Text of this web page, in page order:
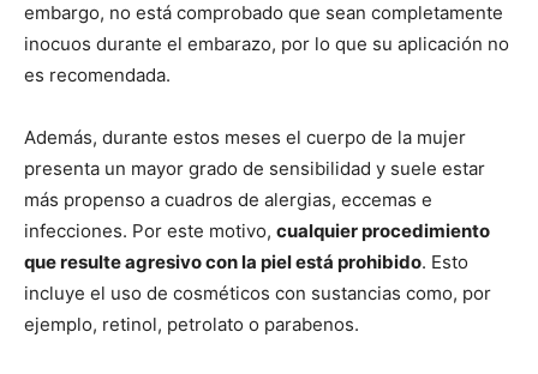
embargo, no está comprobado que sean completamente
inocuos durante el embarazo, por lo que su aplicación no
es recomendada.
Además, durante estos meses el cuerpo de la mujer
presenta un mayor grado de sensibilidad y suele estar
más propenso a cuadros de alergias, eccemas e
infecciones. Por este motivo, cualquier procedimiento
que resulte agresivo con la piel está prohibido. Esto
incluye el uso de cosméticos con sustancias como, por
ejemplo, retinol, petrolato o parabenos.